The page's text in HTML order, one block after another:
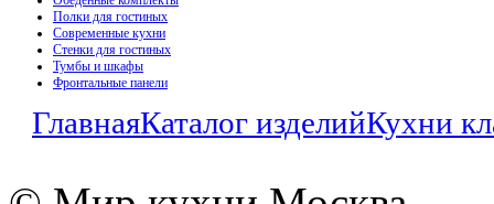
Полки для гостиных
Современные кухни
Стенки для гостиных
Тумбы и шкафы
Фронтальные панели
ГлавнаяКаталог изделийКухни